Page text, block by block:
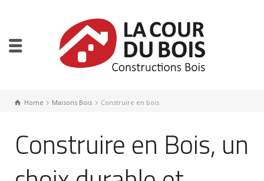
Home Maisons Bois Construire en bois
Construire en Bois, un